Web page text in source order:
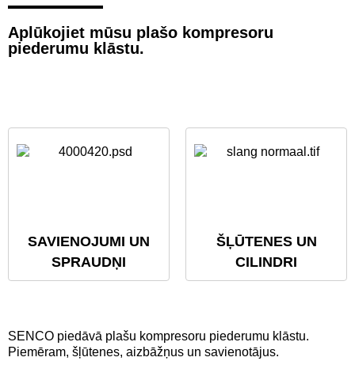
Aplūkojiet mūsu plašo kompresoru
piederumu klāstu.
SAVIENOJUMI UN
SPRAUDŅI
ŠĻŪTENES UN
CILINDRI
SENCO piedāvā plašu kompresoru piederumu klāstu.
Piemēram, šļūtenes, aizbāžņus un savienotājus.